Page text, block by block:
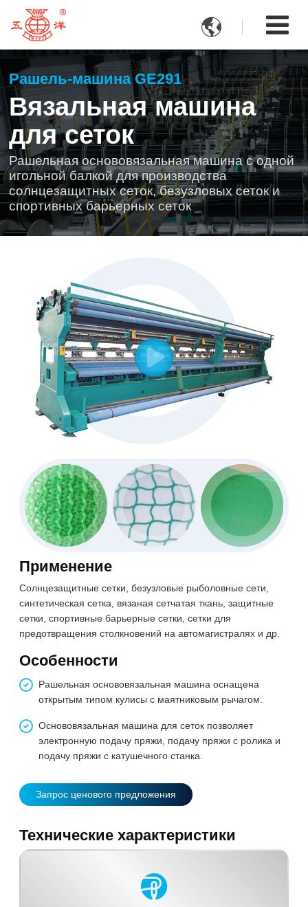

Рашель-машина GE291
Вязальная машина
для сеток
Рашельная основовязальная машина с одной
игольной балкой для производства
солнцезащитных сеток, безузловых сеток и
спортивных барьерных сеток
Применение
Солнцезащитные сетки, безузловые рыболовные сети,
синтетическая сетка, вязаная сетчатая ткань, защитные
сетки, спортивные барьерные сетки, сетки для
предотвращения столкновений на автомагистралях и др.
Особенности
Рашельная основовязальная машина оснащена
открытым типом кулисы с маятниковым рычагом.
Основовязальная машина для сеток позволяет
электронную подачу пряжи, подачу пряжи с ролика и
подачу пряжи с катушечного станка.
Запрос ценового предложения
Технические характеристики